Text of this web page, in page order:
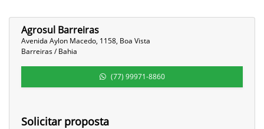
Agrosul Barreiras
Avenida Aylon Macedo, 1158, Boa Vista
Barreiras / Bahia
(77) 99971-8860
Solicitar proposta